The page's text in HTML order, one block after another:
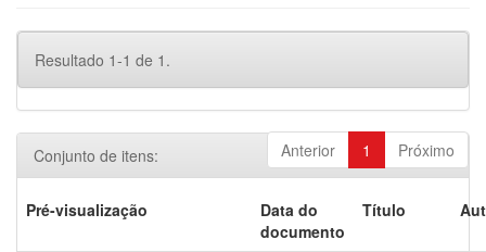
Resultado 1-1 de 1.
Anterior 1 Próximo
Conjunto de itens:
Pré-visualização
Data do
documento
Título